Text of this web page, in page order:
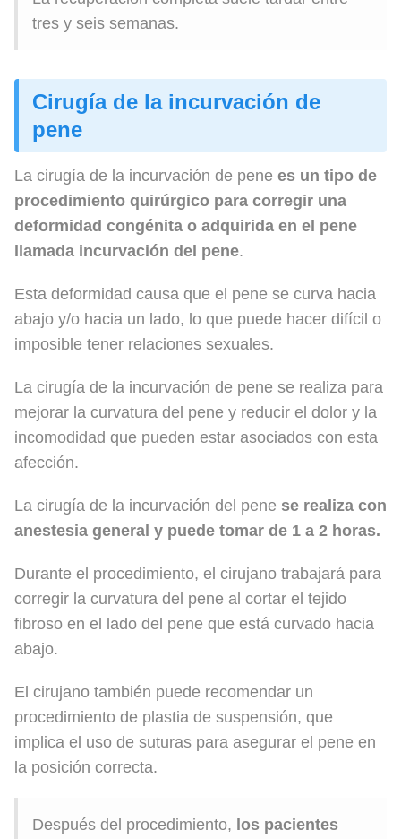
tres y seis semanas.
Cirugía de la incurvación de
pene
La cirugía de la incurvación de pene es un tipo de
procedimiento quirúrgico para corregir una
deformidad congénita o adquirida en el pene
llamada incurvación del pene.
Esta deformidad causa que el pene se curva hacia
abajo y/o hacia un lado, lo que puede hacer difícil o
imposible tener relaciones sexuales.
La cirugía de la incurvación de pene se realiza para
mejorar la curvatura del pene y reducir el dolor y la
incomodidad que pueden estar asociados con esta
afección.
La cirugía de la incurvación del pene se realiza con
anestesia general y puede tomar de 1 a 2 horas.
Durante el procedimiento, el cirujano trabajará para
corregir la curvatura del pene al cortar el tejido
fibroso en el lado del pene que está curvado hacia
abajo.
El cirujano también puede recomendar un
procedimiento de plastia de suspensión, que
implica el uso de suturas para asegurar el pene en
la posición correcta.
Después del procedimiento, los pacientes